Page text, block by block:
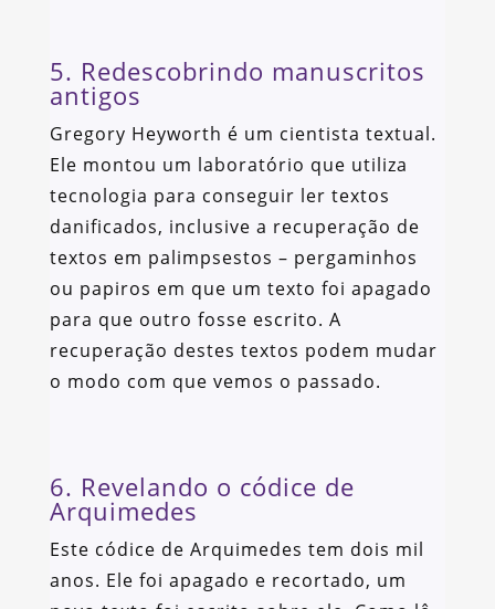
5. Redescobrindo manuscritos
antigos
Gregory Heyworth é um cientista textual.
Ele montou um laboratório que utiliza
tecnologia para conseguir ler textos
danificados, inclusive a recuperação de
textos em palimpsestos – pergaminhos
ou papiros em que um texto foi apagado
para que outro fosse escrito. A
recuperação destes textos podem mudar
o modo com que vemos o passado.
6. Revelando o códice de
Arquimedes
Este códice de Arquimedes tem dois mil
anos. Ele foi apagado e recortado, um